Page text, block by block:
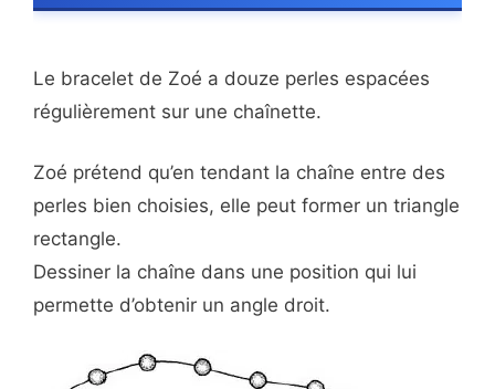
Le bracelet de Zoé a douze perles espacées
régulièrement sur une chaînette.
Zoé prétend qu’en tendant la chaîne entre des
perles bien choisies, elle peut former un triangle
rectangle.
Dessiner la chaîne dans une position qui lui
permette d’obtenir un angle droit.